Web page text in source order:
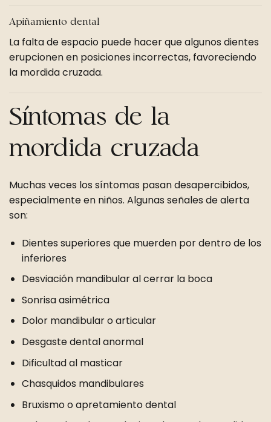
Apiñamiento dental
La falta de espacio puede hacer que algunos dientes
erupcionen en posiciones incorrectas, favoreciendo
la mordida cruzada.
Síntomas de la
mordida cruzada
Muchas veces los síntomas pasan desapercibidos,
especialmente en niños. Algunas señales de alerta
son:
Dientes superiores que muerden por dentro de los
inferiores
Desviación mandibular al cerrar la boca
Sonrisa asimétrica
Dolor mandibular o articular
Desgaste dental anormal
Dificultad al masticar
Chasquidos mandibulares
Bruxismo o apretamiento dental